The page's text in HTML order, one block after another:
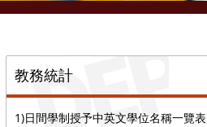
教務統計
1)日間學制授予中英文學位名稱一覽表